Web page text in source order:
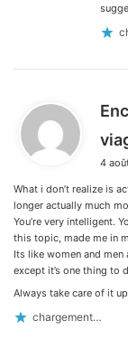
4
What i don’t realize is
longer actually much
You’re very intelligent.
this topic, made me in
Its like women and men
except it’s one thing to
Always take care of it
chargement…